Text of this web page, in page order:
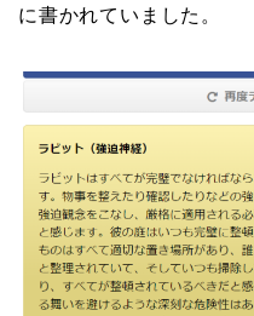
に書かれていました。